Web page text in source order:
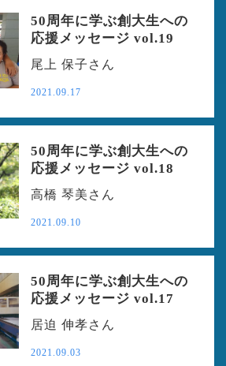
50周年に学ぶ創大生への
応援メッセージ vol.19
尾上 保子さん
2021.09.17
50周年に学ぶ創大生への
応援メッセージ vol.18
高橋 琴美さん
2021.09.10
50周年に学ぶ創大生への
応援メッセージ vol.17
居迫 伸孝さん
2021.09.03